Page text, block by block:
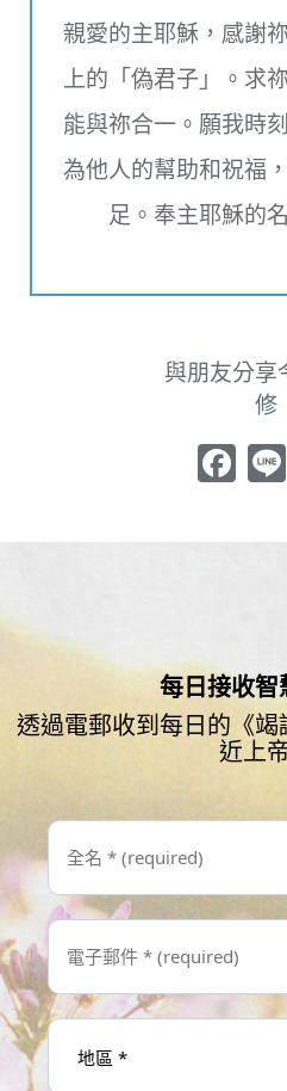
親愛的主耶穌，感謝
上的「偽君子」。求
能與祢合一。願我時
為他人的幫助和祝福
足。奉主耶穌的
與朋友分享
修
每日接收智
透過電郵收到每日的《
近上